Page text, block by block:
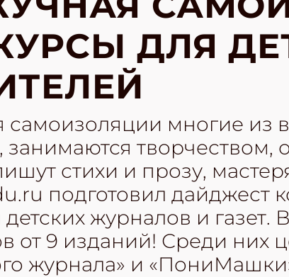
ДЛЯ
самоизоляции многие из
занимаются творчеством,
стихи и прозу,
подготовил дайджест
детских журналов и газет.
от 9 изданий! Среди них
журнала» и